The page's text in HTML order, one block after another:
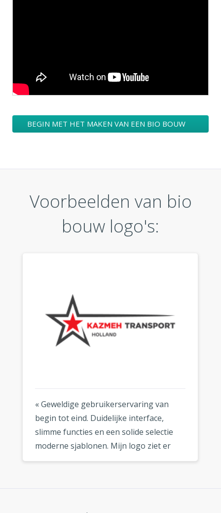
BEGIN MET HET MAKEN VAN EEN BIO BOUW
Voorbeelden van bio
bouw logo's:
« Geweldige gebruikerservaring van
begin tot eind. Duidelijke interface,
slimme functies en een solide selectie
moderne sjablonen. Mijn logo ziet er
fantastisch uit, waar ik het ook gebruik.